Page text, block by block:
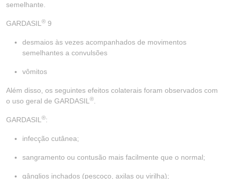
semelhante.
GARDASIL ® 9
desmaios às vezes acompanhados de movimentos
semelhantes a convulsões
vômitos
Além disso, os seguintes efeitos colaterais foram observados com
o uso geral de GARDASIL ®
GARDASIL ®:
infecção cutânea;
sangramento ou contusão mais facilmente que o normal;
gânglios inchados (pescoço, axilas ou virilha);